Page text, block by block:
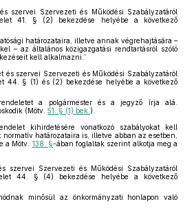
szervei Szervezeti és Működési Szabályzatáról
41. § (2) bekezdése helyébe a következő
határozataira, illetve annak végrehajtására –
– az általános közigazgatási rendtartásról szóló
kell alkalmazni.”
és szervei Szervezeti és Működési Szabályzatáról
44. § (1) és (2) bekezdése helyébe a következő
a polgármester és a jegyző írja alá.
(Mötv. 51. § (1) bek. ).
kihirdetésére vonatkozó szabályokat kell
határozataira is, illetve abban az esetben,
a Mötv. 138. §-ában foglaltak szerint alkotja meg a
szervei Szervezeti és Működési Szabályzatáról
44. § (4) bekezdése helyébe a következő
minősül az önkormányzati honlapon való